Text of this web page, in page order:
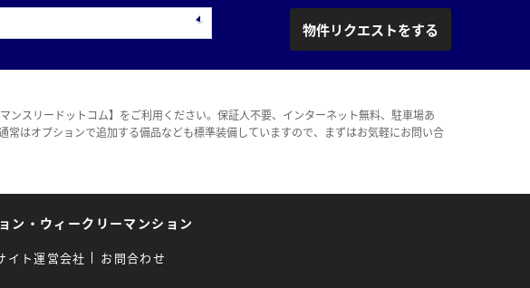
物件リクエストをする
スリードットコム】をご利用ください。保証人不要、インターネット無料、駐車場あ
はオプションで追加する備品なども標準装備していますので、まずはお気軽にお問い合
ン・ウィークリーマンション
イト運営会社 お問合わせ